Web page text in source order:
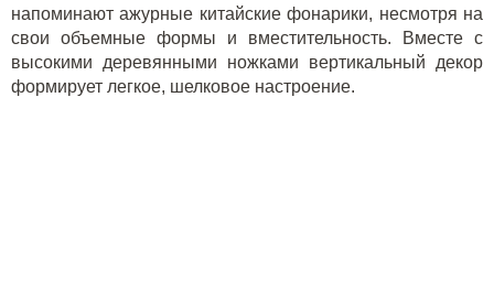
напоминают ажурные китайские фонарики, несмотря на
свои объемные формы и вместительность. Вместе с
высокими деревянными ножками вертикальный декор
формирует легкое, шелковое настроение.